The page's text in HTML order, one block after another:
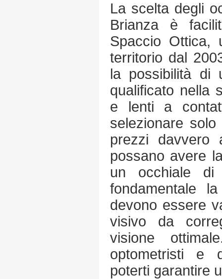
La scelta degli
Brianza è
Spaccio Ottica,
territorio dal
la possibilità di
qualificato nella
e lenti a
selezionare
prezzi davvero
possano avere
un occhiale
fondamentale
devono essere
visivo da
visione
optometristi e
poterti garantire